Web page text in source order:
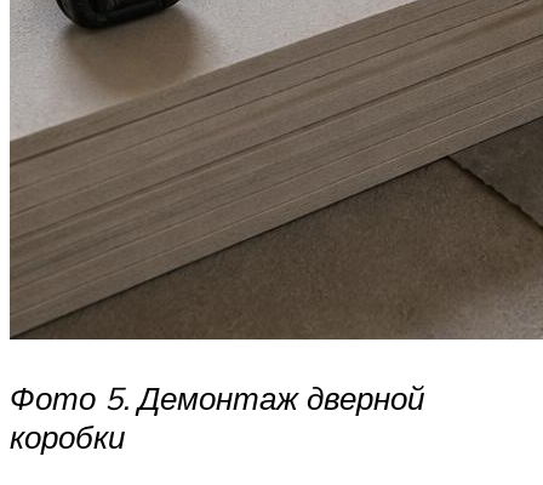
Фото 5. Демонтаж дверной
коробки